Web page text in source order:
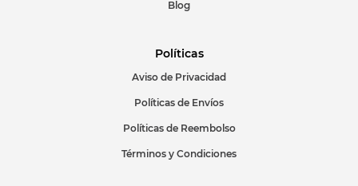
Blog
Políticas
Aviso de Privacidad
Políticas de Envíos
Políticas de Reembolso
Términos y Condiciones